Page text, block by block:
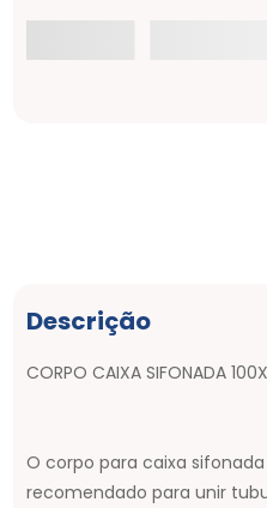
Descrição
CORPO CAIXA SIFONADA
O corpo para caixa
recomendado para unir